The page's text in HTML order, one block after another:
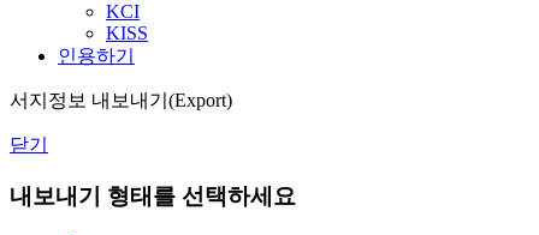
KCI
KISS
인용하기
서지정보 내보내기(Export)
닫기
내보내기 형태를 선택하세요